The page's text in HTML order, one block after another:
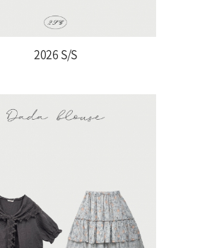
2026 S/S